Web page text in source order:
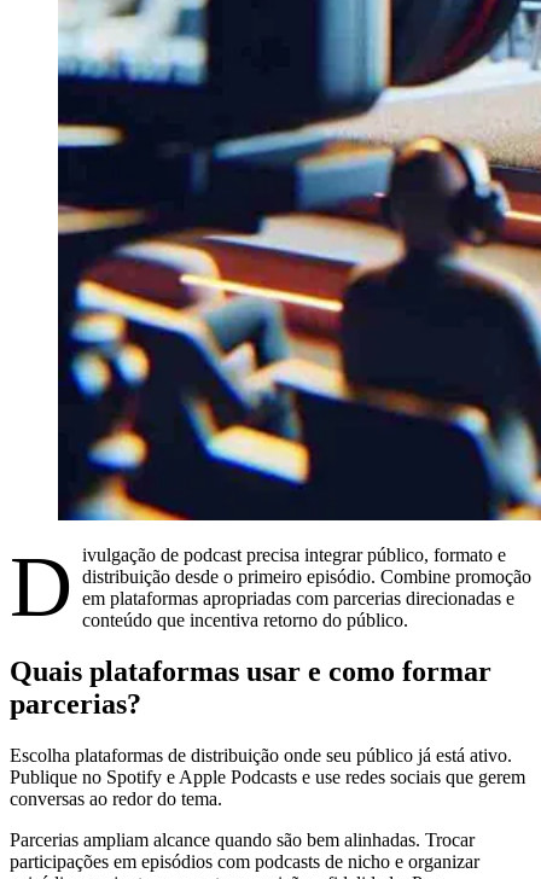
D ivulgação de podcast precisa integrar público, formato e
distribuição desde o primeiro episódio. Combine promoção
em plataformas apropriadas com parcerias direcionadas e
conteúdo que incentiva retorno do público.
Quais plataformas usar e como formar
parcerias?
Escolha plataformas de distribuição onde seu público já está ativo.
Publique no Spotify e Apple Podcasts e use redes sociais que gerem
conversas ao redor do tema.
Parcerias ampliam alcance quando são bem alinhadas. Trocar
participações em episódios com podcasts de nicho e organizar